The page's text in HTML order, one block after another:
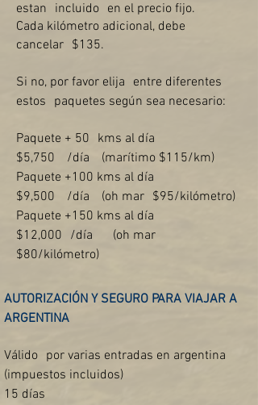
estan incluido en el precio fijo.
Cada kilómetro adicional, debe
cancelar $135.
Si no, por favor elija entre diferentes
estos paquetes según sea necesario:
Paquete + 50 kms al día
$5,750
/día
(marítimo $115/km)
Paquete +100 kms al día
$9,500
/día (oh mar $95/kilómetro)
Paquete +150 kms al día
$12,000 /día
(oh mar
$80/kilómetro)
AUTORIZACIÓN Y SEGURO PARA VIAJAR A
ARGENTINA
Válido por varias entradas en argentina
(impuestos incluidos)
15 días